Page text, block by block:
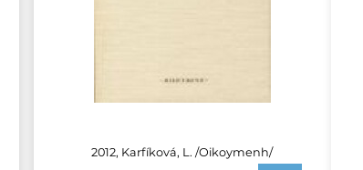
2012, Karfíková, L. /Oikoymenh/